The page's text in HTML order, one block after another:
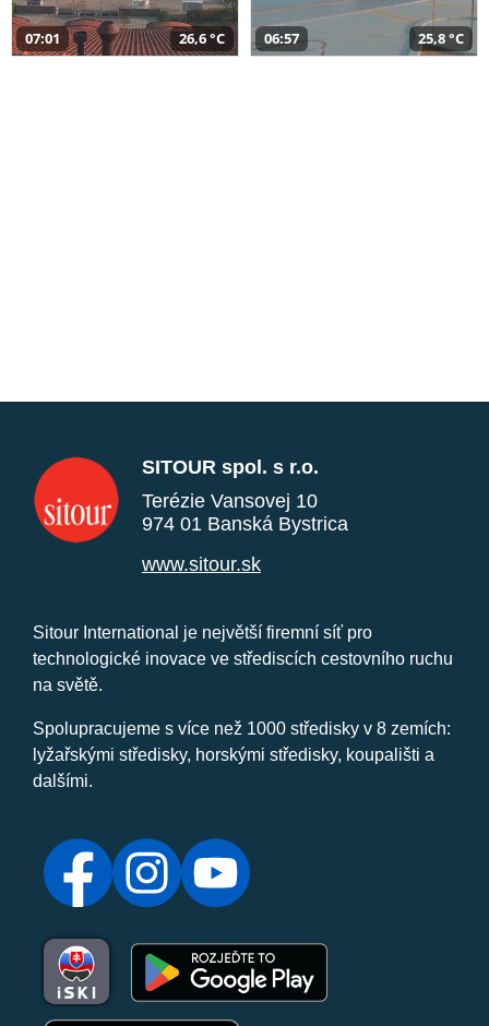
07:01 26,6 °C 06:57 25,8 °C
SITOUR spol. s r.o.
Terézie Vansovej 10
974 01 Banská Bystrica
www.sitour.sk
Sitour International je největší firemní síť pro
technologické inovace ve střediscích cestovního ruchu
na světě.
Spolupracujeme s více než 1000 středisky v 8 zemích:
lyžařskými středisky, horskými středisky, koupališti a
dalšími.